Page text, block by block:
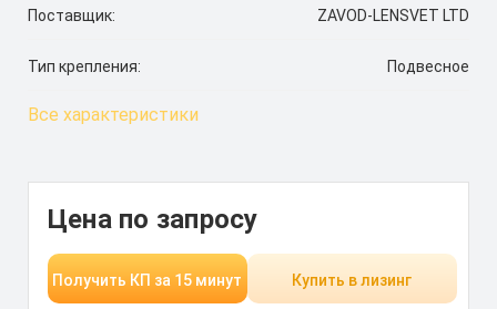
Поставщик: ZAVOD-LENSVET LTD
Тип крепления: Подвесное
Все характеристики
Цена по запросу
Получить КП за 15 минут Купить в лизинг